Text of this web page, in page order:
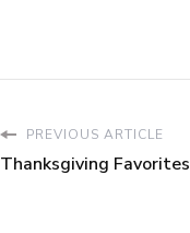
PREVIOUS ARTICLE
Thanksgiving Favorites